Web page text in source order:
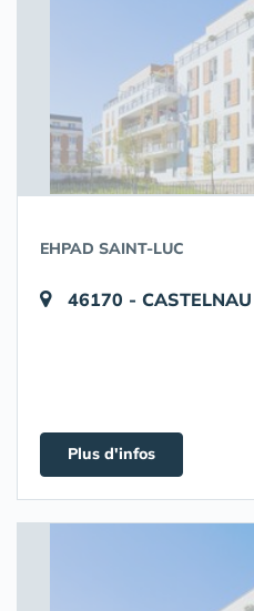
EHPAD SAINT-LUC
46170 -
Plus d'infos